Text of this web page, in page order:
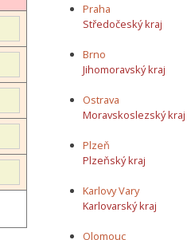
Praha
Středočeský kraj
Brno
Jihomoravský kraj
Ostrava
Moravskoslezský kraj
Plzeň
Plzeňský kraj
Karlovy Vary
Karlovarský kraj
Olomouc